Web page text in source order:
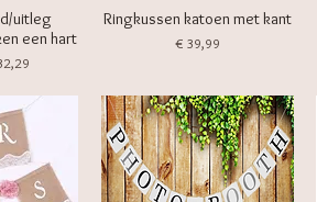
uitleg
een hart
Ringkussen katoen met kant
Prijs
€ 39,99